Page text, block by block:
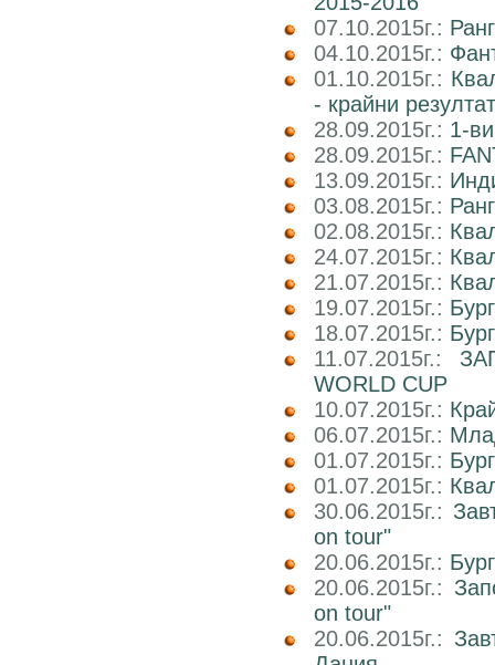
07.10.2015г.:
04.10.2015г.:
01.10.2015г.:
- крайни
28.09.2015г.: 1-
28.09.2015г.:
13.09.2015г.:
03.08.2015г.:
02.08.2015г.:
24.07.2015г.:
21.07.2015г.:
19.07.2015г.:
18.07.2015г.:
11.07.2015г.:
WORLD CUP
10.07.2015г.:
06.07.2015г.:
01.07.2015г.:
01.07.2015г.:
30.06.2015г.:
on tour"
20.06.2015г.:
20.06.2015г.:
on tour"
20.06.2015г.: